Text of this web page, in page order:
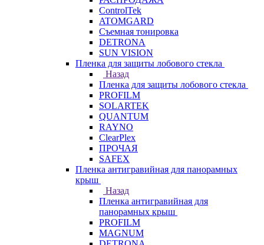
ControlTek
ATOMGARD
Съемная тонировка
DETRONA
SUN VISION
Пленка для защиты лобового стекла
Назад
Пленка для защиты лобового стекла
PROFILM
SOLARTEK
QUANTUM
RAYNO
ClearPlex
ПРОЧАЯ
SAFEX
Пленка антигравийная для панорамных
крыш
Назад
Пленка антигравийная для
панорамных крыш
PROFILM
MAGNUM